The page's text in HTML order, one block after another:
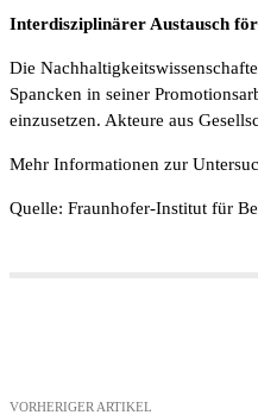
Interdisziplinärer Austausch
Die
Spancken in seiner
einzusetzen. Akteure aus
Mehr Informationen zur
Quelle: Fraunhofer-Institut für
VORHERIGER ARTIKEL